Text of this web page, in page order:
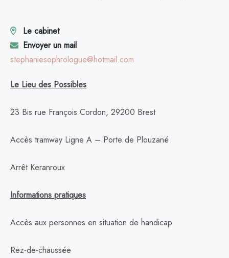
Le cabinet
Envoyer un mail
stephaniesophrologue@hotmail.com
Le Lieu des Possibles
23 Bis rue François Cordon, 29200 Brest
Accès tramway Ligne A – Porte de Plouzané
Arrêt Keranroux
Informations pratiques
Accès aux personnes en situation de handicap
Rez-de-chaussée